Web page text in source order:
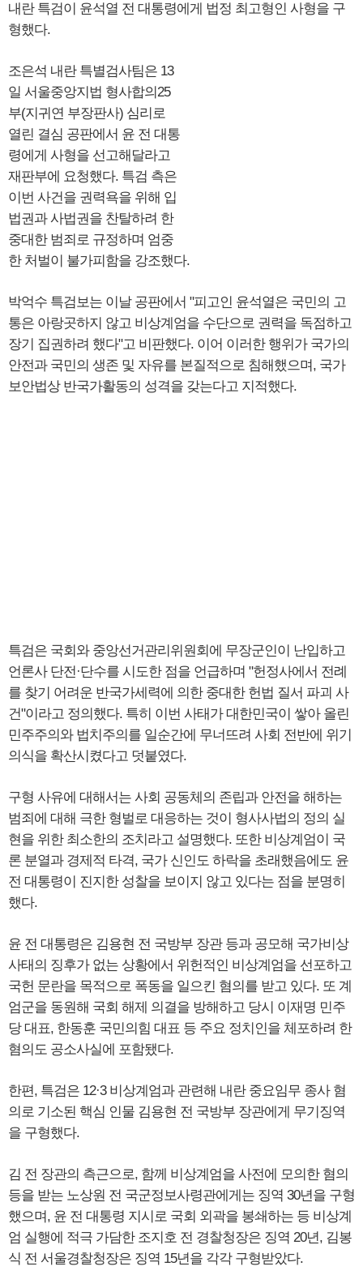
내란 특검이 윤석열 전 대통령에게 법정 최고형인 사형을 구
형했다.
조은석 내란 특별검사팀은 13
일 서울중앙지법 형사합의25
부(지귀연 부장판사) 심리로
열린 결심 공판에서 윤 전 대통
령에게 사형을 선고해달라고
재판부에 요청했다. 특검 측은
이번 사건을 권력욕을 위해 입
법권과 사법권을 찬탈하려 한
중대한 범죄로 규정하며 엄중
한 처벌이 불가피함을 강조했다.
박억수 특검보는 이날 공판에서 "피고인 윤석열은 국민의 고
통은 아랑곳하지 않고 비상계엄을 수단으로 권력을 독점하고
장기 집권하려 했다"고 비판했다. 이어 이러한 행위가 국가의
안전과 국민의 생존 및 자유를 본질적으로 침해했으며, 국가
보안법상 반국가활동의 성격을 갖는다고 지적했다.
특검은 국회와 중앙선거관리위원회에 무장군인이 난입하고
언론사 단전·단수를 시도한 점을 언급하며 "헌정사에서 전례
를 찾기 어려운 반국가세력에 의한 중대한 헌법 질서 파괴 사
건"이라고 정의했다. 특히 이번 사태가 대한민국이 쌓아 올린
민주주의와 법치주의를 일순간에 무너뜨려 사회 전반에 위기
의식을 확산시켰다고 덧붙였다.
구형 사유에 대해서는 사회 공동체의 존립과 안전을 해하는
범죄에 대해 극한 형벌로 대응하는 것이 형사사법의 정의 실
현을 위한 최소한의 조치라고 설명했다. 또한 비상계엄이 국
론 분열과 경제적 타격, 국가 신인도 하락을 초래했음에도 윤
전 대통령이 진지한 성찰을 보이지 않고 있다는 점을 분명히
했다.
윤 전 대통령은 김용현 전 국방부 장관 등과 공모해 국가비상
사태의 징후가 없는 상황에서 위헌적인 비상계엄을 선포하고
국헌 문란을 목적으로 폭동을 일으킨 혐의를 받고 있다. 또 계
엄군을 동원해 국회 해제 의결을 방해하고 당시 이재명 민주
당 대표, 한동훈 국민의힘 대표 등 주요 정치인을 체포하려 한
혐의도 공소사실에 포함됐다.
한편, 특검은 12·3 비상계엄과 관련해 내란 중요임무 종사 혐
의로 기소된 핵심 인물 김용현 전 국방부 장관에게 무기징역
을 구형했다.
김 전 장관의 측근으로, 함께 비상계엄을 사전에 모의한 혐의
등을 받는 노상원 전 국군정보사령관에게는 징역 30년을 구형
했으며, 윤 전 대통령 지시로 국회 외곽을 봉쇄하는 등 비상계
엄 실행에 적극 가담한 조지호 전 경찰청장은 징역 20년, 김봉
식 전 서울경찰청장은 징역 15년을 각각 구형받았다.